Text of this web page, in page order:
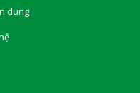
dụng